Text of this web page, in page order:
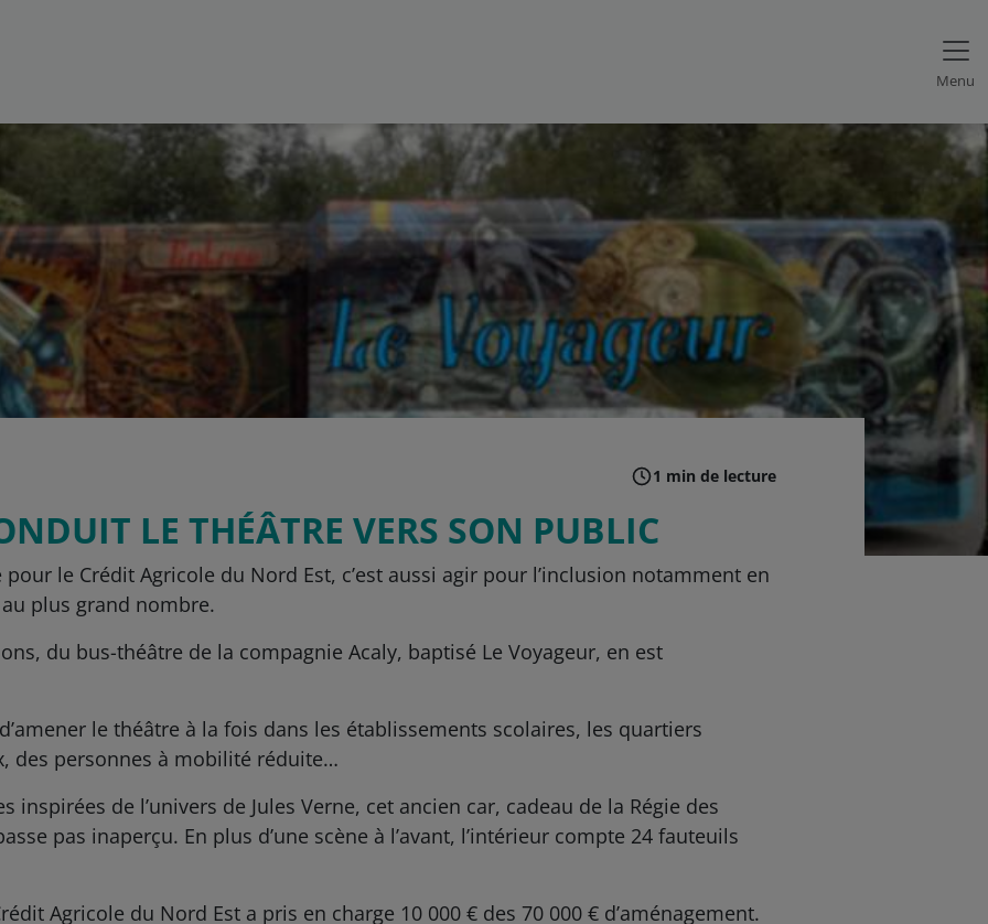
Menu
1 min de lecture
LE THÉÂTRE VERS SON PUBLIC
le Crédit Agricole du Nord Est, c’est aussi agir pour l’inclusion notamment en
plus grand nombre.
du bus-théâtre de la compagnie Acaly, baptisé Le Voyageur, en est
le théâtre à la fois dans les établissements scolaires, les quartiers
des personnes à mobilité réduite…
inspirées de l’univers de Jules Verne, cet ancien car, cadeau de la Régie des
pas inaperçu. En plus d’une scène à l’avant, l’intérieur compte 24 fauteuils
Agricole du Nord Est a pris en charge 10 000 € des 70 000 € d’aménagement.